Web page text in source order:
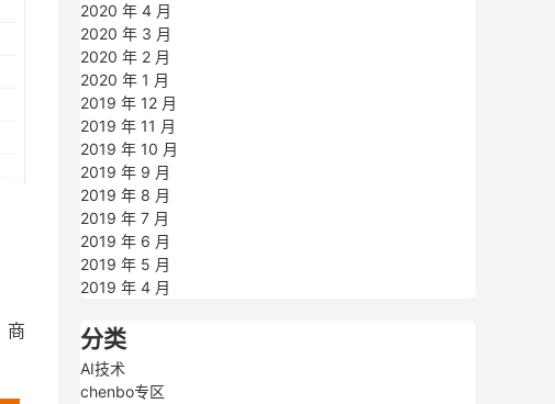
商
2020 年 4 月
2020 年 3 月
2020 年 2 月
2020 年 1 月
2019 年 12 月
2019 年 11 月
2019 年 10 月
2019 年 9 月
2019 年 8 月
2019 年 7 月
2019 年 6 月
2019 年 5 月
2019 年 4 月
分类
AI技术
chenbo专区